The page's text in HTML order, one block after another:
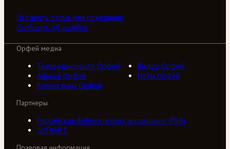
Оставить отзыв или пожелание
Сообщить об ошибке
Орфей медиа
Телерадиоцентр Орфей
Видео Орфей
Афиша Орфей
Ноты Орфей
Коллективы Орфей
Партнеры
Российская библиотечная ассоциация (РБА)
///ТРАКТ